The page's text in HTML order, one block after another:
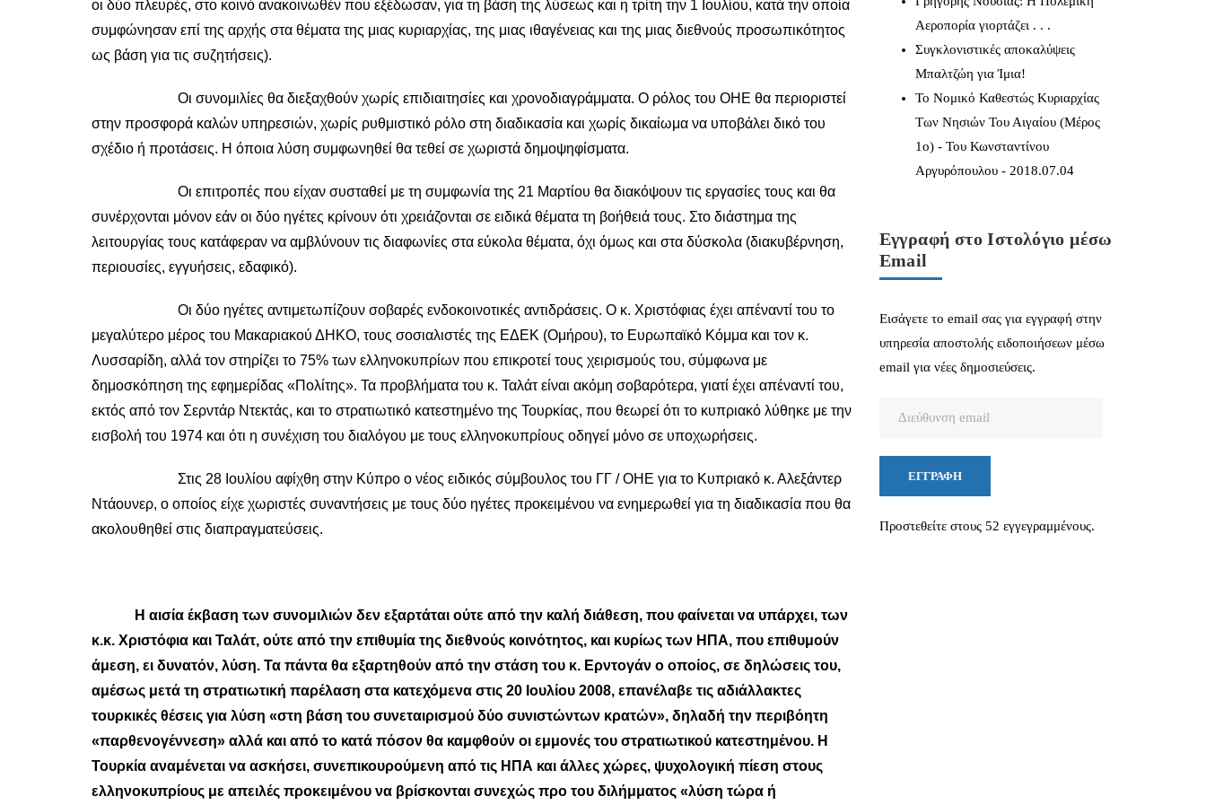
οι δύο πλευρές, στο κοινό ανακοινωθέν που εξέδωσαν, για τη βάση της λύσεως και η τρίτη την 1 Ιουλίου, κατά την οποία
συμφώνησαν επί της αρχής στα θέματα της μιας κυριαρχίας, της μιας ιθαγένειας και της μιας διεθνούς προσωπικότητος
ως βάση για τις συζητήσεις).
Οι συνομιλίες θα διεξαχθούν χωρίς επιδιαιτησίες και χρονοδιαγράμματα. Ο ρόλος του ΟΗΕ θα περιοριστεί
στην προσφορά καλών υπηρεσιών, χωρίς ρυθμιστικό ρόλο στη διαδικασία και χωρίς δικαίωμα να υποβάλει δικό του
σχέδιο ή προτάσεις. Η όποια λύση συμφωνηθεί θα τεθεί σε χωριστά δημοψηφίσματα.
Οι επιτροπές που είχαν συσταθεί με τη συμφωνία της 21 Μαρτίου θα διακόψουν τις εργασίες τους και θα
συνέρχονται μόνον εάν οι δύο ηγέτες κρίνουν ότι χρειάζονται σε ειδικά θέματα τη βοήθειά τους. Στο διάστημα της
λειτουργίας τους κατάφεραν να αμβλύνουν τις διαφωνίες στα εύκολα θέματα, όχι όμως και στα δύσκολα (διακυβέρνηση,
περιουσίες, εγγυήσεις, εδαφικό).
Οι δύο ηγέτες αντιμετωπίζουν σοβαρές ενδοκοινοτικές αντιδράσεις. Ο κ. Χριστόφιας έχει απέναντί του το
μεγαλύτερο μέρος του Μακαριακού ΔΗΚΟ, τους σοσιαλιστές της ΕΔΕΚ (Ομήρου), το Ευρωπαϊκό Κόμμα και τον κ.
Λυσσαρίδη, αλλά τον στηρίζει το 75% των ελληνοκυπρίων που επικροτεί τους χειρισμούς του, σύμφωνα με
δημοσκόπηση της εφημερίδας «Πολίτης». Τα προβλήματα του κ. Ταλάτ είναι ακόμη σοβαρότερα, γιατί έχει απέναντί του,
εκτός από τον Σερντάρ Ντεκτάς, και το στρατιωτικό κατεστημένο της Τουρκίας, που θεωρεί ότι το κυπριακό λύθηκε με την
εισβολή του 1974 και ότι η συνέχιση του διαλόγου με τους ελληνοκυπρίους οδηγεί μόνο σε υποχωρήσεις.
Στις 28 Ιουλίου αφίχθη στην Κύπρο ο νέος ειδικός σύμβουλος του ΓΓ / ΟΗΕ για το Κυπριακό κ. Αλεξάντερ
Ντάουνερ, ο οποίος είχε χωριστές συναντήσεις με τους δύο ηγέτες προκειμένου να ενημερωθεί για τη διαδικασία που θα
ακολουθηθεί στις διαπραγματεύσεις.
Η αισία έκβαση των συνομιλιών δεν εξαρτάται ούτε από την καλή διάθεση, που φαίνεται να υπάρχει, των
κ.κ. Χριστόφια και Ταλάτ, ούτε από την επιθυμία της διεθνούς κοινότητος, και κυρίως των ΗΠΑ, που επιθυμούν
άμεση, ει δυνατόν, λύση. Τα πάντα θα εξαρτηθούν από την στάση του κ. Ερντογάν ο οποίος, σε δηλώσεις του,
αμέσως μετά τη στρατιωτική παρέλαση στα κατεχόμενα στις 20 Ιουλίου 2008, επανέλαβε τις αδιάλλακτες
τουρκικές θέσεις για λύση «στη βάση του συνεταιρισμού δύο συνιστώντων κρατών», δηλαδή την περιβόητη
«παρθενογέννεση» αλλά και από το κατά πόσον θα καμφθούν οι εμμονές του στρατιωτικού κατεστημένου. Η
Τουρκία αναμένεται να ασκήσει, συνεπικουρούμενη από τις ΗΠΑ και άλλες χώρες, ψυχολογική πίεση στους
ελληνοκυπρίους με απειλές προκειμένου να βρίσκονται συνεχώς προ του διλήμματος «λύση τώρα ή
Αεροπορία γιορτάζει . . .
Συγκλονιστικές αποκαλύψεις
Μπαλτζώη για Ίμια!
Το Νομικό Καθεστώς Κυριαρχίας
Των Νησιών Του Αιγαίου (Μέρος
1ο) - Του Κωνσταντίνου
Αργυρόπουλου - 2018.07.04
Εγγραφή στο Ιστολόγιο μέσω
Email
Εισάγετε το email σας για εγγραφή στην
υπηρεσία αποστολής ειδοποιήσεων μέσω
email για νέες δημοσιεύσεις.
ΕΓΓΡΑΦΉ
Προστεθείτε στους 52 εγγεγραμμένους.